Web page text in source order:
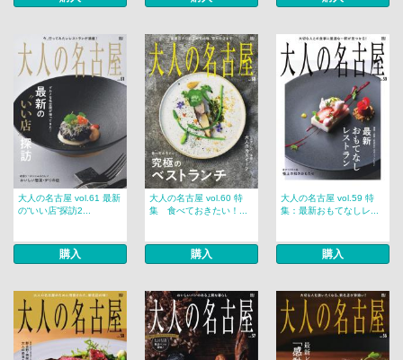
大人の名古屋 vol.61 最新
の“いい店”探訪2...
購入
大人の名古屋 vol.60 特
集 食べておきたい！...
購入
大人の名古屋 vol.59 特
集：最新おもてなしレ...
購入